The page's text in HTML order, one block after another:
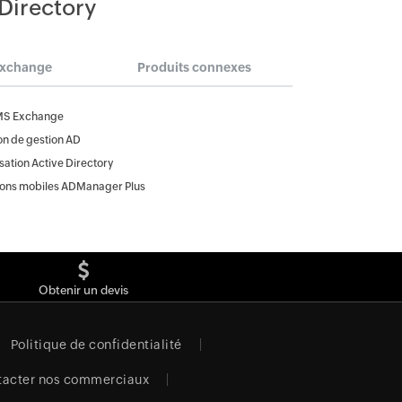
Produits connexes
Exchange
de gestion AD
Active Directory
mobiles ADManager Plus
Obtenir un devis
Politique de confidentialité
nos commerciaux